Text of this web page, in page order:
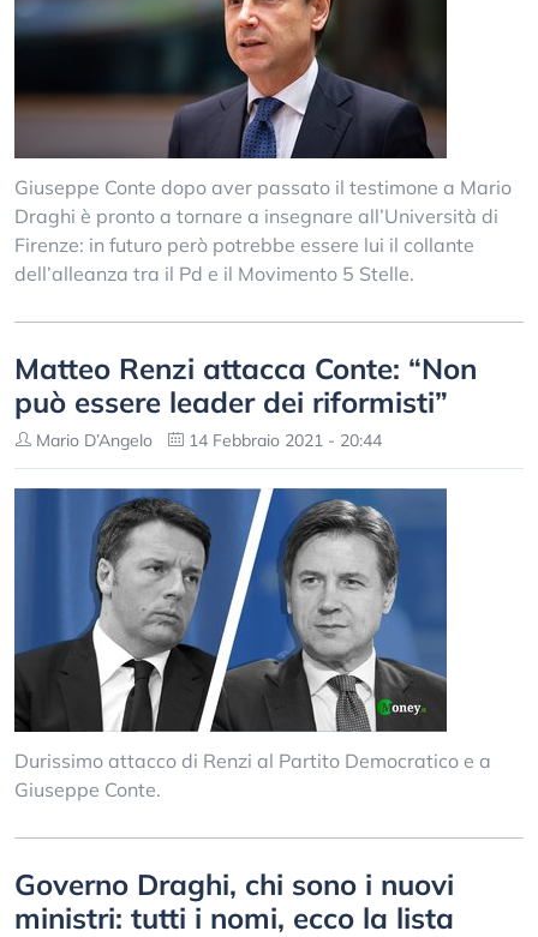
Giuseppe Conte dopo aver passato il testimone a Mario
Draghi è pronto a tornare a insegnare all’Università di
Firenze: in futuro però potrebbe essere lui il collante
dell’alleanza tra il Pd e il Movimento 5 Stelle.
Matteo Renzi attacca Conte: “Non
può essere leader dei riformisti”
Mario D’Angelo 14 Febbraio 2021 - 20:44
Durissimo attacco di Renzi al Partito Democratico e a
Giuseppe Conte.
Governo Draghi, chi sono i nuovi
ministri: tutti i nomi, ecco la lista